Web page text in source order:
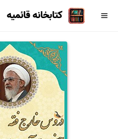
کتابخانه قائمیه